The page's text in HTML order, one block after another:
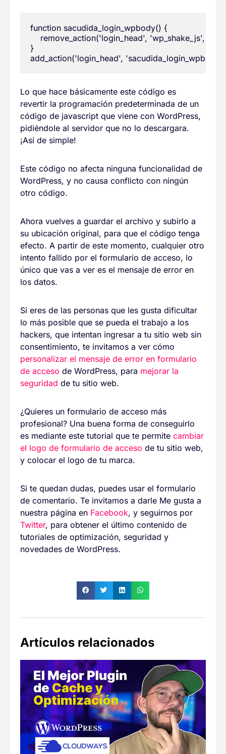
function sacudida_login_wpbody() {
    remove_action('login_head', 'wp_shake_js', 12);
}
Lo que hace básicamente este código es
revertir la programación predeterminada de un
código de javascript que viene con WordPress,
pidiéndole al servidor que no lo descargara.
¡Así de simple!
Este código no afecta ninguna funcionalidad de
WordPress, y no causa conflicto con ningún
otro código.
Ahora vuelves a guardar el archivo y subirlo a
su ubicación original, para que el código tenga
efecto. A partir de este momento, cualquier otro
intento fallido por el formulario de acceso, lo
único que vas a ver es el mensaje de error en
los datos.
Si eres de las personas que les gusta dificultar
lo más posible que se pueda el trabajo a los
hackers, que intentan ingresar a tu sitio web sin
consentimiento, te invitamos a ver cómo
personalizar el mensaje de error en formulario
de acceso de WordPress, para mejorar la
seguridad de tu sitio web.
¿Quieres un formulario de acceso más
profesional? Una buena forma de conseguirlo
es mediante este tutorial que te permitecambiar
el logo de formulario de acceso de tu sitio web,
y colocar el logo de tu marca.
Si te quedan dudas, puedes usar el formulario
de comentario. Te invitamos a darle Me gusta a
nuestra página en Facebook, y seguirnos por
Twitter, para obtener el último contenido de
tutoriales de optimización, seguridad y
novedades de WordPress.
Artículos relacionados